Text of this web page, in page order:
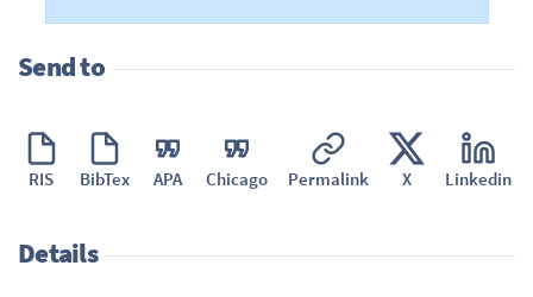
Send to
RIS BibTex APA Chicago Permalink X Linkedin
Details